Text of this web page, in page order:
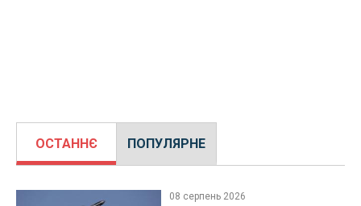
ОСТАННЄ ПОПУЛЯРНЕ
08 серпень 2026